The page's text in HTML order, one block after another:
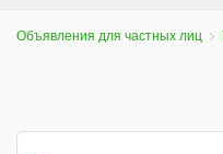
Объявления для частных лиц